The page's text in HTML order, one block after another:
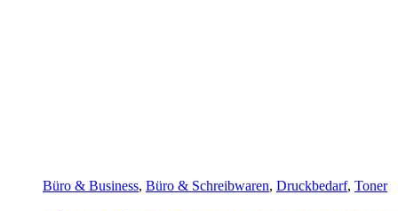
Büro & Business, Büro & Schreibwaren, Druckbedarf, Toner